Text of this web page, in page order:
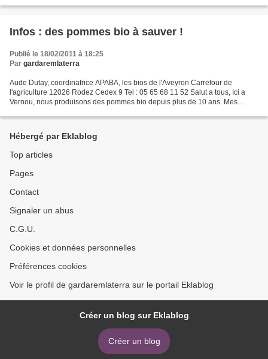
Infos : des pommes bio à sauver !
Publié le 18/02/2011 à 18:25
Par gardaremlaterra
Aude Dutay, coordinatrice APABA, les bios de l'Aveyron Carrefour de
l'agriculture 12026 Rodez Cedex 9 Tel : 05 65 68 11 52 Salut a tous, Ici a
Vernou, nous produisons des pommes bio depuis plus de 10 ans. Mes
Hébergé par Eklablog
Top articles
Pages
Contact
Signaler un abus
C.G.U.
Cookies et données personnelles
Préférences cookies
Voir le profil de gardaremlaterra sur le portail Eklablog
Créer un blog sur Eklablog
Créer un blog